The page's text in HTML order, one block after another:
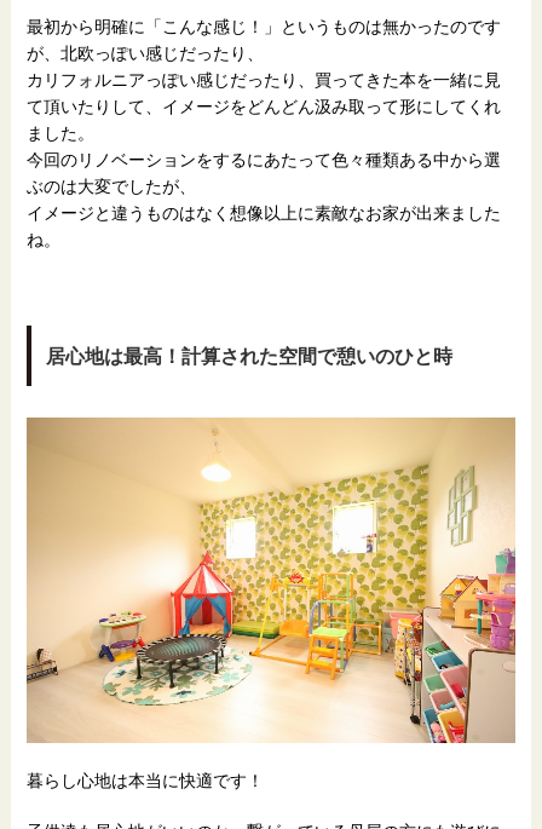
最初から明確に「こんな感じ！」というものは無かったのです
が、北欧っぽい感じだったり、
カリフォルニアっぽい感じだったり、買ってきた本を一緒に見
て頂いたりして、イメージをどんどん汲み取って形にしてくれ
ました。
今回のリノベーションをするにあたって色々種類ある中から選
ぶのは大変でしたが、
イメージと違うものはなく想像以上に素敵なお家が出来ました
ね。
居心地は最高！計算された空間で憩いのひと時
暮らし心地は本当に快適です！